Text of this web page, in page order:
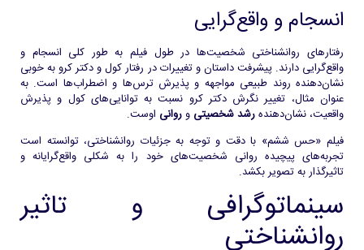
انسجام و واقع‌گرایی
رفتارهای روانشناختی شخصیت‌ها در طول فیلم به طور کلی انسجام و
واقع‌گرایی دارند. پیشرفت داستان و تغییرات در رفتار کول و دکتر کرو به خوبی
نشان‌دهنده روند طبیعی مواجهه و پذیرش ترس‌ها و اضطراب‌ها است. به
عنوان مثال، تغییر نگرش دکتر کرو نسبت به توانایی‌های کول و پذیرش
واقعیت، نشان‌دهندهرشد شخصیتی وروانی اوست.
فیلم «حس ششم» با دقت و توجه به جزئیات روانشناختی، توانسته است
تجربه‌های پیچیده روانی شخصیت‌های خود را به شکلی واقع‌گرایانه و
تاثیرگذار به تصویر بکشد.
سینماتوگرافی و تاثیر
روانشناختی